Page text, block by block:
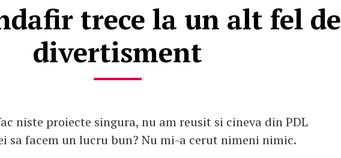
trece la un alt fel de
divertisment
niste proiecte singura, nu am reusit si cineva din PDL
sa facem un lucru bun? Nu mi-a cerut nimeni nimic.